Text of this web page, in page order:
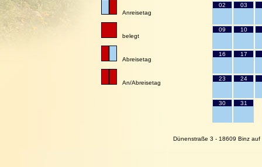
Anreisetag
belegt
Abreisetag
An/Abreisetag
02 03
09 10
16 17
23 24
30 31
Dünenstraße 3 - 18609 Binz